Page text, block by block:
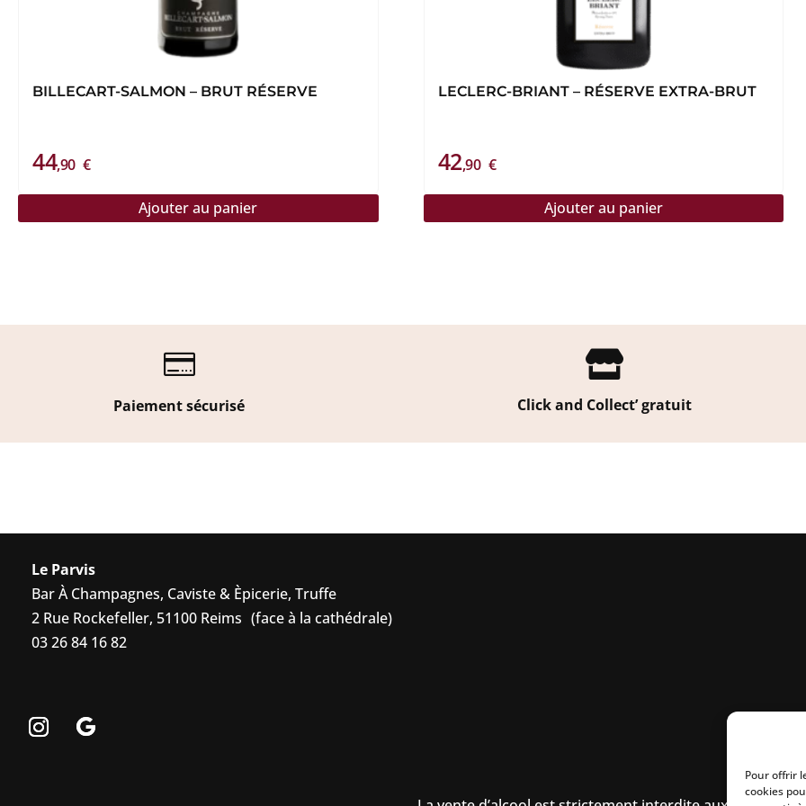
Pour offrir
cookies
BILLECART-SALMON – BRUT RÉSERVE
44,90 €
Ajouter au panier
LECLERC-BRIANT – RÉSERVE EXTRA-BRUT
42,90 €
Ajouter au panier

Paiement sécurisé

Click and Collect’ gratuit
Le Parvis
Bar À Champagnes, Caviste & Èpicerie, Truffe
2 Rue Rockefeller, 51100 Reims (face à la cathédrale)
03 26 84 16 82